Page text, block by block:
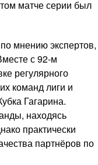
матче серии был
мнению экспертов,
с 92-м
регулярного
команд лиги и
Гагарина.
находясь
практически
партнёров по